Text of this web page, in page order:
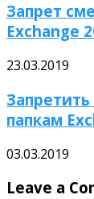
Запрет
Exchange
23.03.2019
папкам
03.03.2019
Leave a